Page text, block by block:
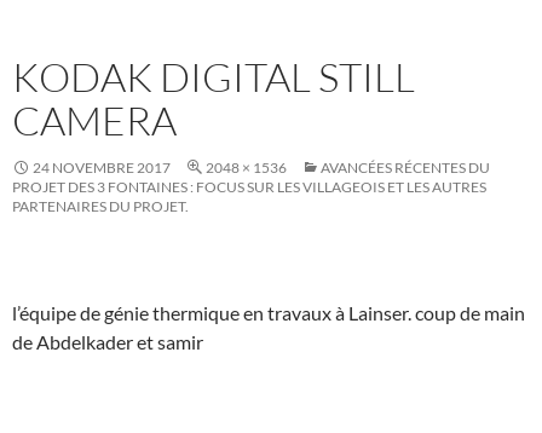
KODAK DIGITAL STILL
CAMERA
24 NOVEMBRE 2017 2048 × 1536
AVANCÉES RÉCENTES DU
PROJET DES 3 FONTAINES : FOCUS SUR LES VILLAGEOIS ET LES AUTRES
PARTENAIRES DU PROJET.
l’équipe de génie thermique en travaux à Lainser. coup de main
de Abdelkader et samir